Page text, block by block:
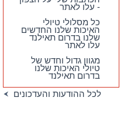
- עלו לאתר
כל מסלולי טיולי
האיכות שלנו החדשים
שלנו בדרום תאילנד
עלו לאתר
מגוון גדול וחדש של
טיולי האיכות שלנו
בדרום תאילנד
לכל ההודעות והעדכונים